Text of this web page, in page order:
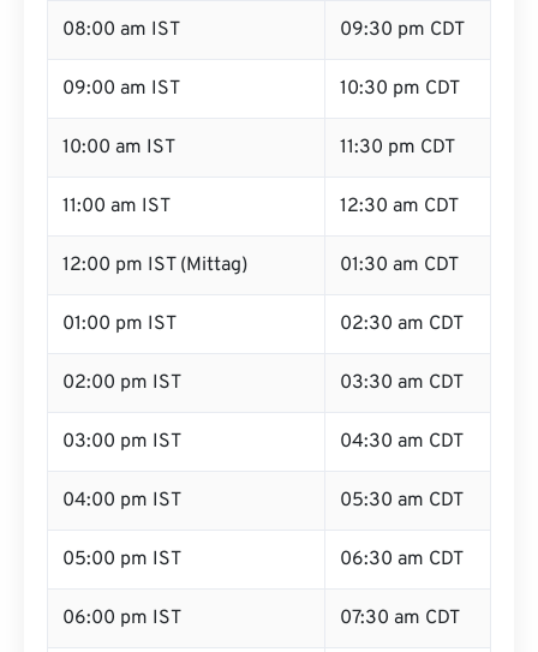
08:00 am IST 09:30 pm CDT
09:00 am IST 10:30 pm CDT
10:00 am IST 11:30 pm CDT
11:00 am IST 12:30 am CDT
12:00 pm IST (Mittag) 01:30 am CDT
01:00 pm IST 02:30 am CDT
02:00 pm IST 03:30 am CDT
03:00 pm IST 04:30 am CDT
04:00 pm IST 05:30 am CDT
05:00 pm IST 06:30 am CDT
06:00 pm IST 07:30 am CDT